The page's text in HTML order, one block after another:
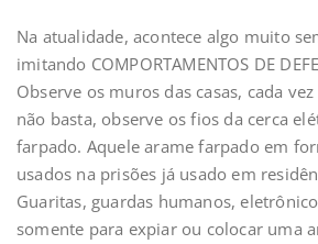
Na atualidade, acontece algo muito
imitando COMPORTAMENTOS DE
Observe os muros das casas, cada
não basta, observe os fios da cerca
farpado. Aquele arame farpado em
usados na prisões já usado em
Guaritas, guardas humanos,
somente para expiar ou colocar uma